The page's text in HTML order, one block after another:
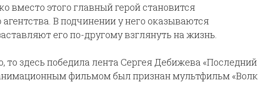
вместо этого главный герой становится
В подчинении у него оказываются
его по-другому взглянуть на жизнь.
то здесь победила лента Сергея Дебижева «Последний
фильмом был признан мультфильм «Волк